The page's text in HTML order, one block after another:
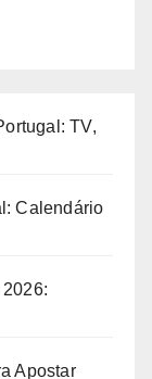
TV,
Calendário
Apostar